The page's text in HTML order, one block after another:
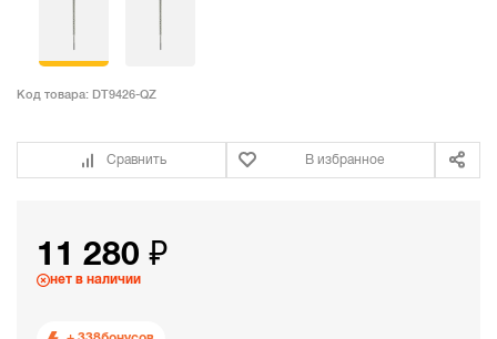
Код товара: DT9426-QZ
Сравнить В избранное
11 280 ₽
нет в наличии